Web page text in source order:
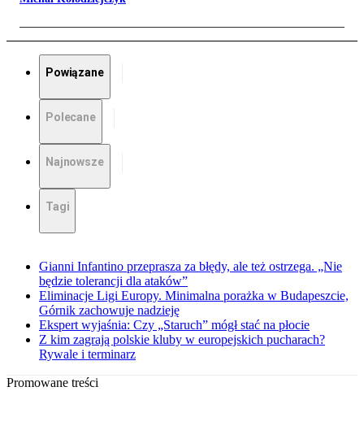
Powiązane
Polecane
Najnowsze
Tagi
Gianni Infantino przeprasza za błędy, ale też ostrzega. „Nie
będzie tolerancji dla ataków”
Eliminacje Ligi Europy. Minimalna porażka w Budapeszcie,
Górnik zachowuje nadzieję
Ekspert wyjaśnia: Czy „Staruch” mógł stać na płocie
Z kim zagrają polskie kluby w europejskich pucharach?
Rywale i terminarz
Promowane treści